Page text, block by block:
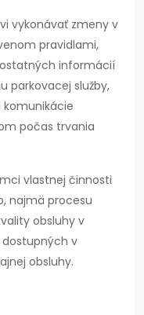
vykonávať zmeny v
pravidlami,
informácií
parkovacej služby,
komunikácie
počas trvania
vlastnej činnosti
najmä procesu
obsluhy v
dostupných v
obsluhy.